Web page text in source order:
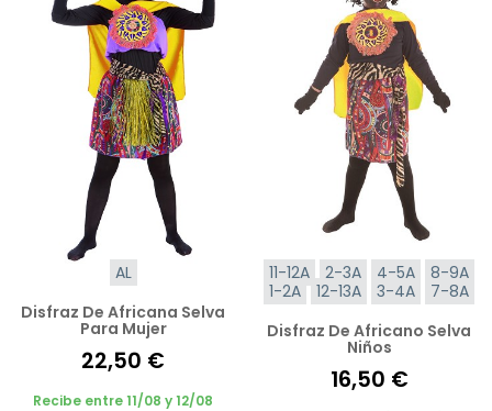
AL
Disfraz De Africana Selva
Para Mujer
22,50 €
Recibe entre 11/08 y 12/08
11-12A 2-3A 4-5A
8-9A
1-2A
12-13A 3-4A
7-8A
Disfraz De Africano Selva
Niños
16,50 €